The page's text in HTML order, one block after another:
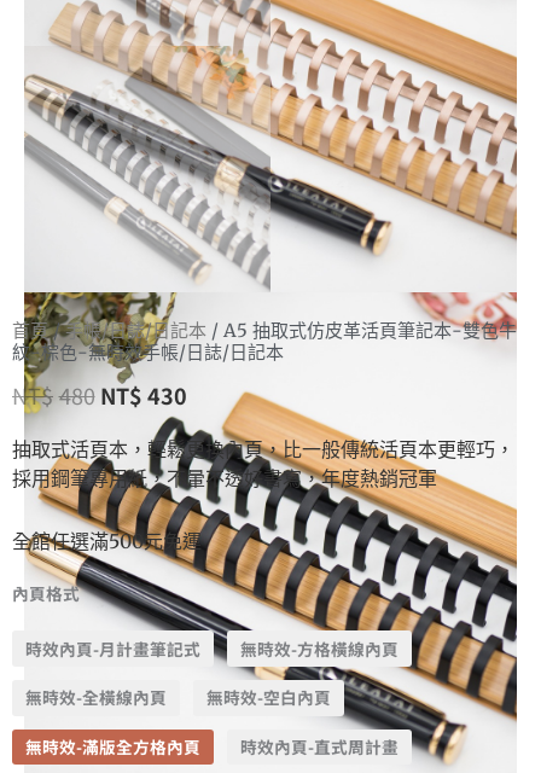
首頁/手帳/日誌/日記本 / A5 抽取式仿皮革活頁筆記本-雙色牛
紋-棕色-無時效手帳/日誌/日記本
NT$480 NT$430
抽取式活頁本，輕鬆更換內頁，比一般傳統活頁本更輕巧，
採用鋼筆專用紙，不暈不透好書寫，年度熱銷冠軍
全館任選滿500元免運
內頁格式
時效內頁-月計畫筆記式 無時效-方格橫線內頁
無時效-全橫線內頁 無時效-空白內頁
無時效-滿版全方格內頁 時效內頁-直式周計畫